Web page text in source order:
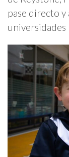
pase directo y
universidades